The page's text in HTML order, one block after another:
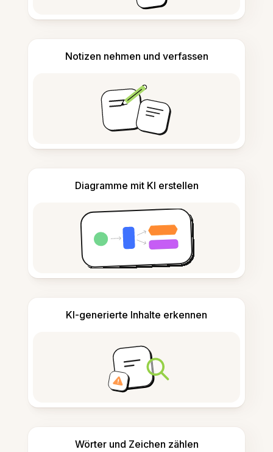
Notizen nehmen und verfassen
Diagramme mit KI erstellen
KI-generierte Inhalte erkennen
Wörter und Zeichen zählen